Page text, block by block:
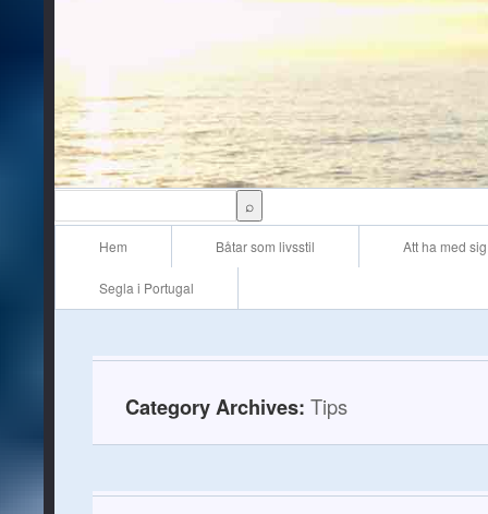
Skip to content
Hem Båtar som livsstil Att ha med
Segla i Portugal
Category Archives:Tips